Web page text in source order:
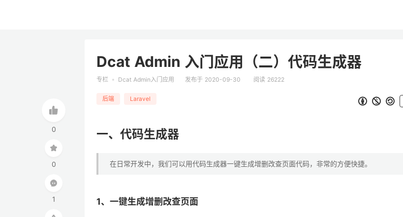
Dcat Admin 入门应用（二）代码生成器
专栏 Dcat Admin入门应用 发布于 2020-09-30 阅读 26222
后端 Laravel
一、代码生成器
在日常开发中，我们可以用代码生成器一键生成增删改查页面代码，非常的方便快捷。
1、一键生成增删改查页面
0
0
1